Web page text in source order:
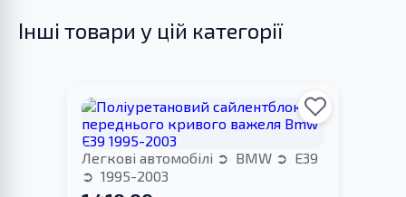
Інші товари у цій категорії
Легкові автомобілі BMW
E39
1995-2003